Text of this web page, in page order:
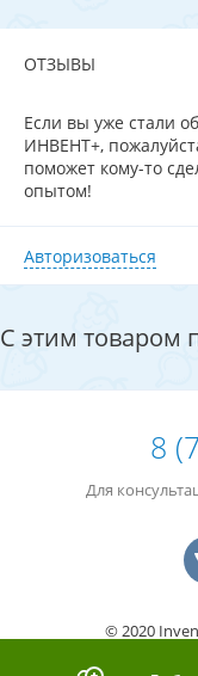
ОТЗЫВЫ
Если вы уже стали
ИНВЕНТ+,
поможет кому-то
опытом!
Авторизоваться
С этим товаром
8
Для
© 2020